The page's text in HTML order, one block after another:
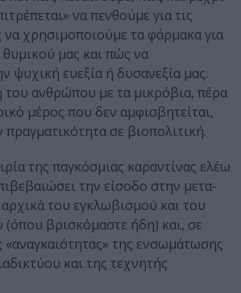
να πενθούμε για τις
χρησιμοποιούμε τα φάρμακα για
θυμικού μας και πώς να
ψυχική ευεξία ή δυσανεξία μας.
του ανθρώπου με τα μικρόβια, πέρα
μέρος που δεν αμφισβητείται,
πραγματικότητα σε βιοπολιτική.
της παγκόσμιας καραντίνας ελέω
την είσοδο στην μετα-
του εγκλωβισμού και του
(όπου βρισκόμαστε ήδη) και, σε
της ενσωμάτωσης
και της τεχνητής